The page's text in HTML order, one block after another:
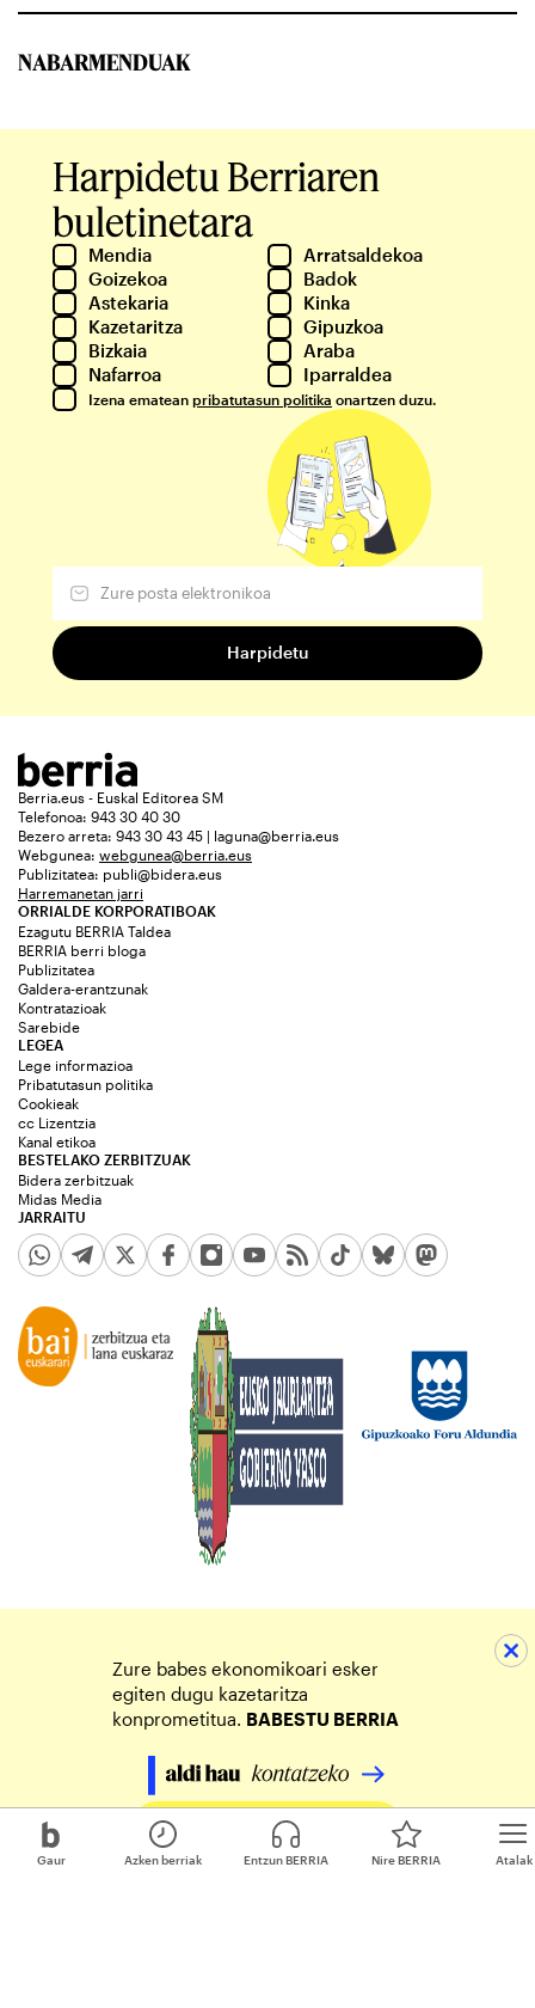
Gaur Atalak
Azken berriak Entzun BERRIA Nire BERRIA
NABARMENDUAK
Harpidetu Berriaren
buletinetara
Mendia
Arratsaldekoa
Goizekoa
Badok
Astekaria
Kinka
Kazetaritza
Gipuzkoa
Bizkaia
Araba
Nafarroa
Iparraldea
Izena ematean pribatutasun politika onartzen duzu.
Berria.eus - Euskal Editorea SM
Telefonoa: 943 30 40 30
Bezero arreta: 943 30 43 45 | laguna@berria.eus
Webgunea: webgunea@berria.eus
Publizitatea: publi@bidera.eus
Harremanetan jarri
ORRIALDE KORPORATIBOAK
Ezagutu BERRIA Taldea
BERRIA berri bloga
Publizitatea
Galdera-erantzunak
Kontratazioak
Sarebide
JARRAITU
LEGEA
Lege informazioa
Pribatutasun politika
Cookieak
cc Lizentzia
Kanal etikoa
BESTELAKO ZERBITZUAK
Bidera zerbitzuak
Midas Media
Zure babes ekonomikoari esker
egiten dugu kazetaritza
konprometitua. BABESTU BERRIA
Egin zure ekarpena